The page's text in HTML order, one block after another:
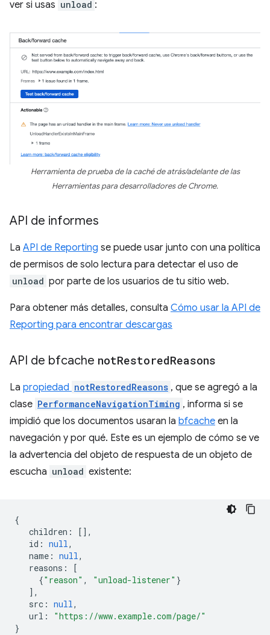
ver si usas unload :
Herramienta de prueba de la caché de atrás/adelante de las
Herramientas para desarrolladores de Chrome.
API de informes
La API de Reporting se puede usar junto con una política
de permisos de solo lectura para detectar el uso de
unload por parte de los usuarios de tu sitio web.
Para obtener más detalles, consulta Cómo usar la API de
Reporting para encontrar descargas
API de bfcache notRestoredReasons
La propiedad notRestoredReasons , que se agregó a la
clase PerformanceNavigationTiming , informa si se
impidió que los documentos usaran la bfcache en la
navegación y por qué. Este es un ejemplo de cómo se ve
la advertencia del objeto de respuesta de un objeto de
escucha unload existente:
{
children :
[],
id : null,
name : null,
reasons :
[
{"reason" , "unload-listener" }
],
src : null,
url :
"https://www.example.com/page/"
}